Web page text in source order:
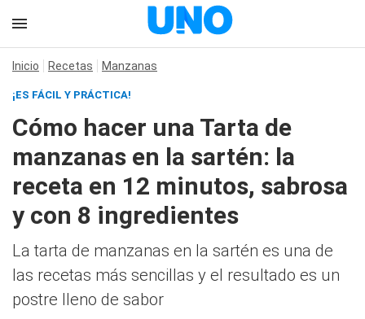
Inicio Recetas Manzanas
¡ES FÁCIL Y PRÁCTICA!
Cómo hacer una Tarta de
manzanas en la sartén: la
receta en 12 minutos, sabrosa
y con 8 ingredientes
La tarta de manzanas en la sartén es una de
las recetas más sencillas y el resultado es un
postre lleno de sabor